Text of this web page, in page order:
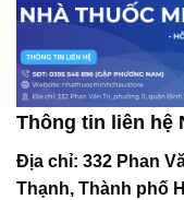
Thông tin liên hệ
Địa chỉ: 332 Phan
Thạnh, Thành phố